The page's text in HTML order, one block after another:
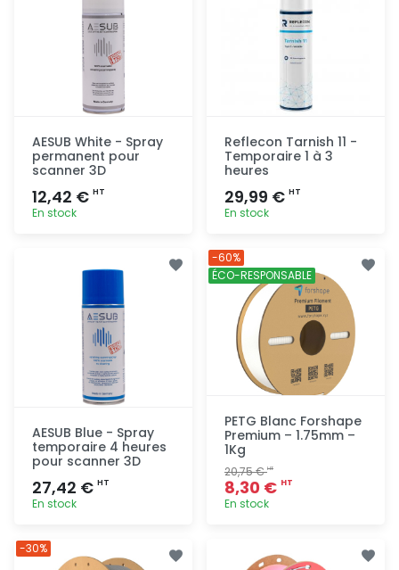
AESUB White - Spray
permanent pour
scanner 3D
12,42 € HT
En stock
rapide
Reflecon Tarnish 11 -
Temporaire 1 à 3
heures
29,99 € HT
En stock
rapide
AESUB Blue - Spray
temporaire 4 heures
pour scanner 3D
27,42 € HT
En stock
rapide
PETG Blanc Forshape
Premium – 1.75mm –
1Kg
20,75 €HT
8,30 € HT
En stock
rapide
-60%
ÉCO-RESPONSABLE
-30%